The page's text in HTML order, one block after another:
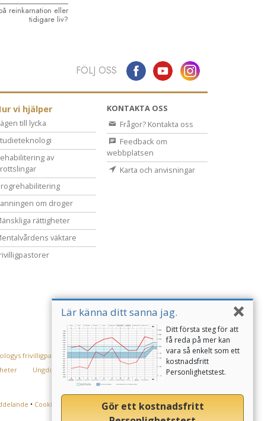
reinkarnation eller
tidigare liv?
Lär känna ditt sanna jag.
Ditt första steg för att
få reda på mer kan
vara så enkelt som ett
kostnadsfritt
Personlighetstest.
Gör ett kostnadsfritt
FÖLJ OSS
vi hjälper
till lycka
av
om droger
rättigheter
väktare
KONTAKTA OSS
Frågor? Kontakta oss
Feedback om
webbplatsen
Karta och anvisningar
frivilligpastorer
Ungdomar för mänskliga rättigheter
• Cookie-policy Användarvillkor• Juridiskt meddelande